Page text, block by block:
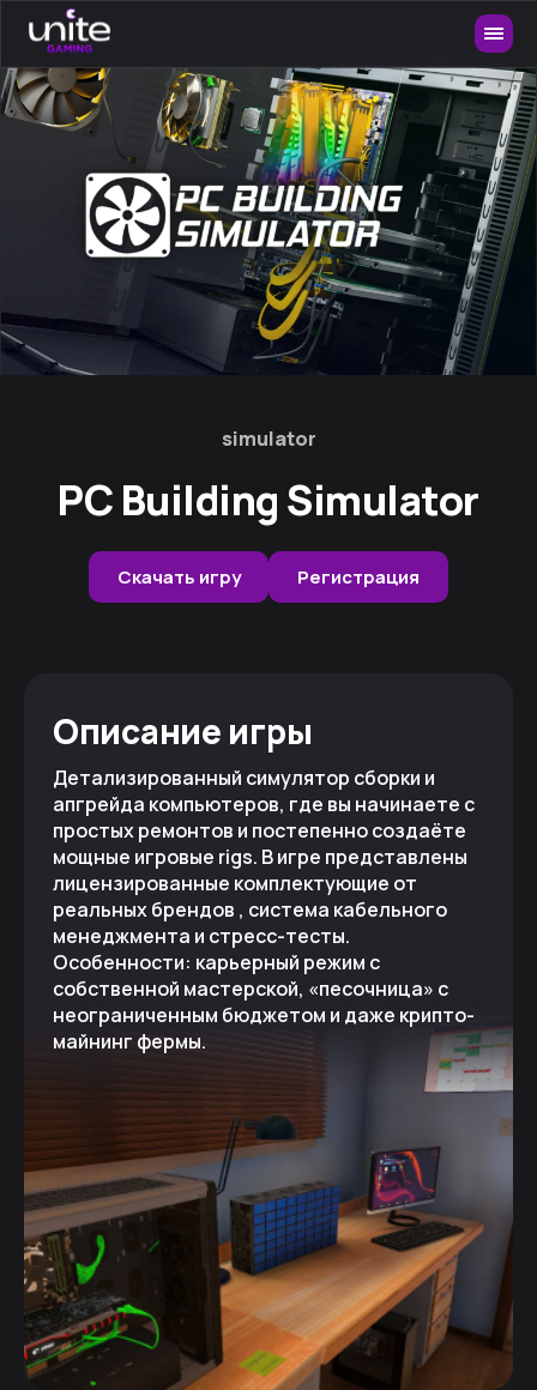
simulator
PC Building Simulator
Скачать игру Регистрация
Описание игры
Детализированный симулятор сборки и
апгрейда компьютеров, где вы начинаете с
простых ремонтов и постепенно создаёте
мощные игровые rigs. В игре представлены
лицензированные комплектующие от
реальных брендов , система кабельного
менеджмента и стресс-тесты.
Особенности: карьерный режим с
собственной мастерской, «песочница» с
неограниченным бюджетом и даже крипто-
майнинг фермы.